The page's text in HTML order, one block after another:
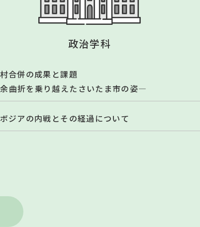
政治学科
合併の成果と課題
曲折を乗り越えたさいたま市の姿―
ジアの内戦とその経過について